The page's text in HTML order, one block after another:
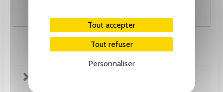
Tout accepter
Tout refuser
Personnaliser